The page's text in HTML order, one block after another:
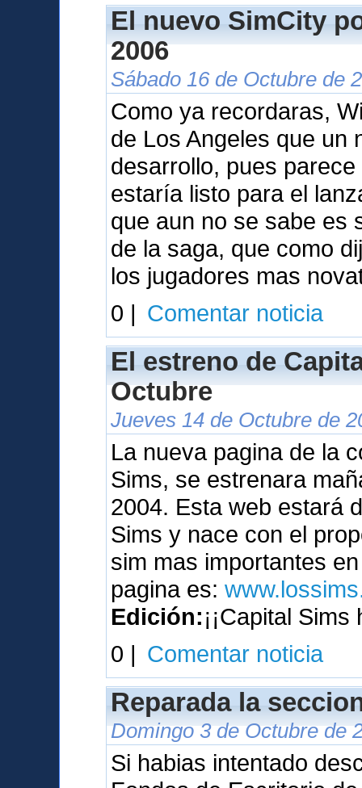
El nuevo SimCity
2006
Sábado 16 de Octubre de
Como ya recordaras,
de Los Angeles que un
desarrollo, pues
estaría listo para el
que aun no se sabe es
de la saga, que como
los jugadores mas
0 | Comentar noticia
El estreno de
Octubre
Jueves 14 de Octubre de
La nueva pagina de la
Sims, se estrenara
2004. Esta web estará
Sims y nace con el
sim mas importantes
pagina es:
Edición:¡¡Capital
0 | Comentar noticia
Reparada la
Domingo 3 de Octubre de
Si habias intentado